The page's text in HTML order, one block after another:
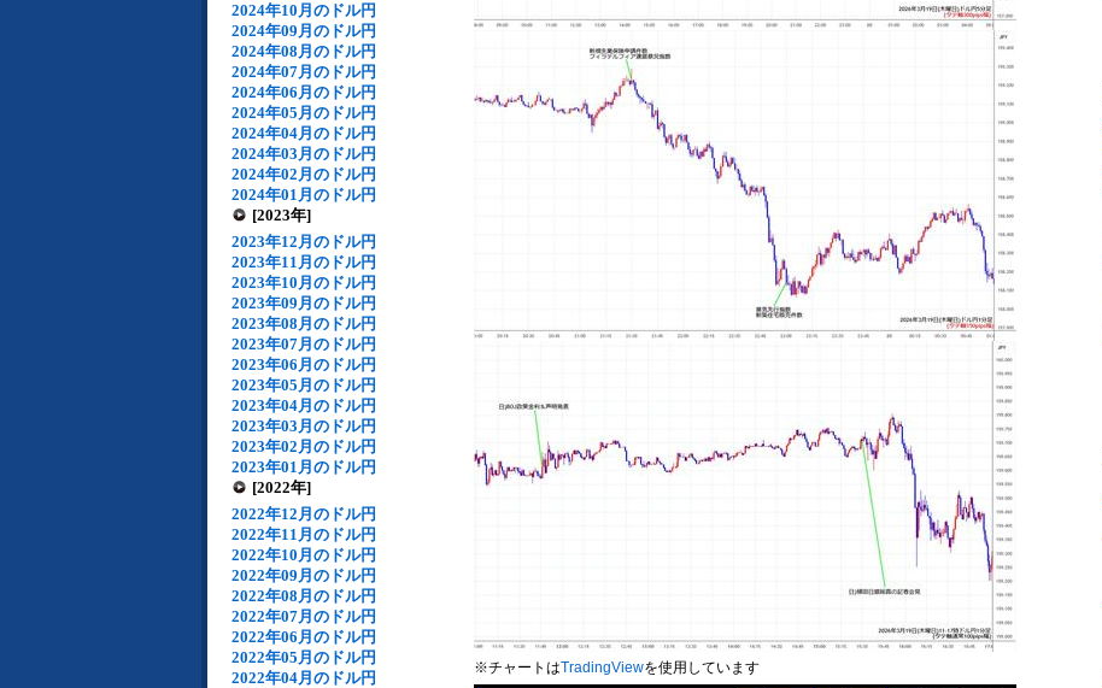
2024年10月のドル円
2024年09月のドル円
2024年08月のドル円
2024年07月のドル円
2024年06月のドル円
2024年05月のドル円
2024年04月のドル円
2024年03月のドル円
2024年02月のドル円
2024年01月のドル円
[2023年]
2023年12月のドル円
2023年11月のドル円
2023年10月のドル円
2023年09月のドル円
2023年08月のドル円
2023年07月のドル円
2023年06月のドル円
2023年05月のドル円
2023年04月のドル円
2023年03月のドル円
2023年02月のドル円
2023年01月のドル円
[2022年]
2022年12月のドル円
2022年11月のドル円
2022年10月のドル円
2022年09月のドル円
2022年08月のドル円
2022年07月のドル円
2022年06月のドル円
2022年05月のドル円
2022年04月のドル円
※チャートはTradingViewを使用しています